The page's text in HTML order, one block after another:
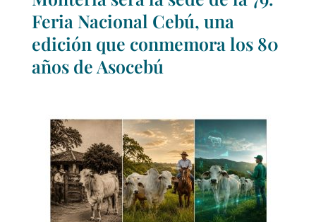
Feria Nacional Cebú, una
edición que conmemora los 80
años de Asocebú